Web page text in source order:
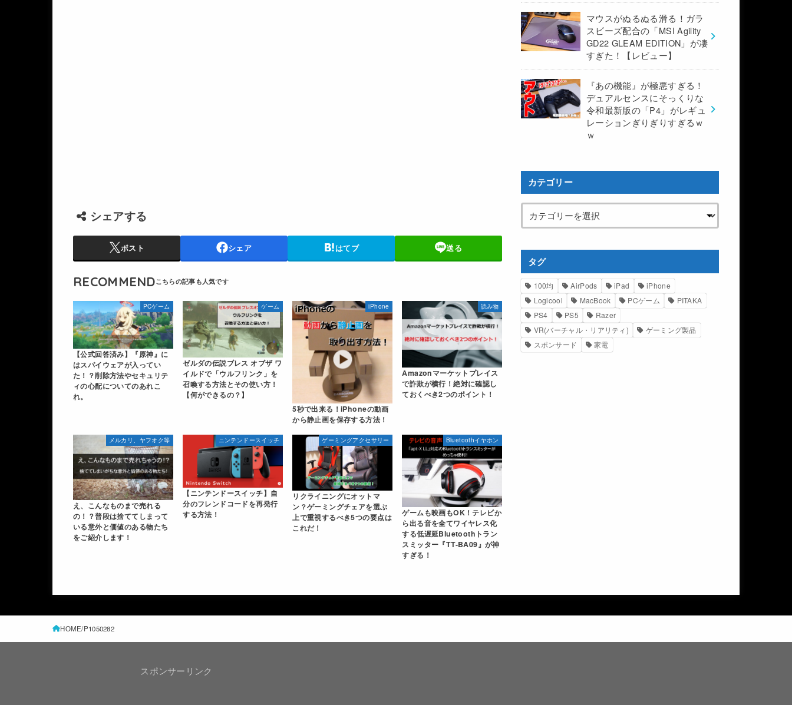
シェアする
ポスト シェア はてブ 送る
RECOMMEND
PCゲーム
【公式回答済み】『原神』に
はスパイウェアが入ってい
た！？削除方法やセキュリテ
ィの心配についてのあれこ
れ。
ゲーム
ゼルダの伝説ブレス オブザ ワ
イルドで「ウルフリンク」を
召喚する方法とその使い方！
【何ができるの？】
iPhone
5秒で出来る！iPhoneの動画
から静止画を保存する方法！
読み物
Amazonマーケットプレイス
で詐欺が横行！絶対に確認し
ておくべき2つのポイント！
メルカリ、ヤフオク等
え、こんなものまで売れる
の！？普段は捨ててしまって
いる意外と価値のある物たち
をご紹介します！
ニンテンドースイッチ
【ニンテンドースイッチ】自
分のフレンドコードを再発行
する方法！
ゲーミングアクセサリー
リクライニングにオットマ
ン？ゲーミングチェアを選ぶ
上で重視するべき5つの要点は
これだ！
Bluetoothイヤホン
ゲームも映画もOK！テレビか
ら出る音を全てワイヤレス化
する低遅延Bluetoothトラン
スミッター『TT-BA09』が神
すぎる！
マウスがぬるぬる滑る！ガラ
スビーズ配合の「MSI Agility
GD22 GLEAM EDITION」が凄
すぎた！【レビュー】
『あの機能』が極悪すぎる！
デュアルセンスにそっくりな
令和最新版の「P4」がレギュ
レーションぎりぎりすぎるｗ
ｗ
カテゴリー
タグ
100均 AirPods iPad
iPhone
Logicool
MacBook PCゲーム
PITAKA
PS4
PS5
Razer
VR(バーチャル・リアリティ)
ゲーミング製品
スポンサード
家電
HOME P1050282
スポンサーリンク